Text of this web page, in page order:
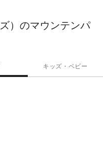
）のマウンテンパ
キッズ・ベビー